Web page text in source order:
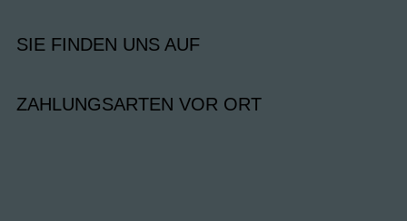
SIE FINDEN UNS AUF
ZAHLUNGSARTEN VOR ORT